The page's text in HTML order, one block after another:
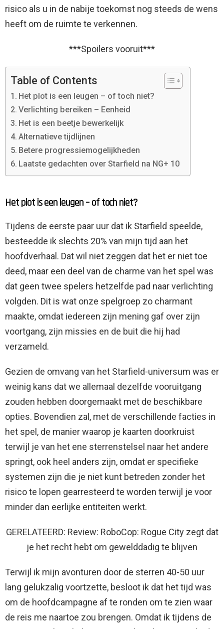
risico als u in de nabije toekomst nog steeds de wens
heeft om de ruimte te verkennen.
***Spoilers vooruit***
Table of Contents
Het plot is een leugen – of toch niet?
Verlichting bereiken – Eenheid
Het is een beetje bewerkelijk
Alternatieve tijdlijnen
Betere progressiemogelijkheden
Laatste gedachten over Starfield na NG+ 10
Het plot is een leugen – of toch niet?
Tijdens de eerste paar uur dat ik Starfield speelde,
besteedde ik slechts 20% van mijn tijd aan het
hoofdverhaal. Dat wil niet zeggen dat het er niet toe
deed, maar een deel van de charme van het spel was
dat geen twee spelers hetzelfde pad naar verlichting
volgden. Dit is wat onze spelgroep zo charmant
maakte, omdat iedereen zijn mening gaf over zijn
voortgang, zijn missies en de buit die hij had
verzameld.
Gezien de omvang van het Starfield-universum was er
weinig kans dat we allemaal dezelfde vooruitgang
zouden hebben doorgemaakt met de beschikbare
opties. Bovendien zal, met de verschillende facties in
het spel, de manier waarop je kaarten doorkruist
terwijl je van het ene sterrenstelsel naar het andere
springt, ook heel anders zijn, omdat er specifieke
systemen zijn die je niet kunt betreden zonder het
risico te lopen gearresteerd te worden terwijl je voor
minder dan eerlijke entiteiten werkt.
GERELATEERD: Review: RoboCop: Rogue City zegt dat
je het recht hebt om gewelddadig te blijven
Terwijl ik mijn avonturen door de sterren 40-50 uur
lang gelukzalig voortzette, besloot ik dat het tijd was
om de hoofdcampagne af te ronden om te zien waar
de reis me naartoe zou brengen. Omdat ik tijdens de